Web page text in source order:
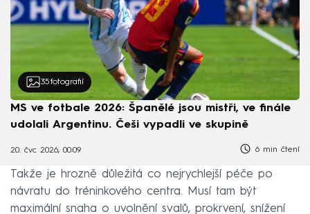
35 fotografií
MS ve fotbale 2026: Španělé jsou mistři, ve finále
udolali Argentinu. Češi vypadli ve skupině
20. čvc 2026, 00:09 6 min čtení
Takže je hrozně důležitá co nejrychlejší péče po
návratu do tréninkového centra. Musí tam být
maximální snaha o uvolnění svalů, prokrvení, snížení